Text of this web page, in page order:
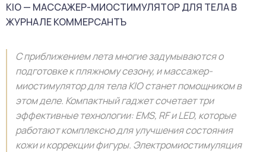
KIO — МАССАЖЕР-МИОСТИМУЛЯТОР ДЛЯ ТЕЛА В
ЖУРНАЛЕ КОММЕРСАНТЪ
С приближением лета многие задумываются о
подготовке к пляжному сезону, и массажер-
миостимулятор для тела KIO станет помощником в
этом деле. Компактный гаджет сочетает три
эффективные технологии: EMS, RF и LED, которые
работают комплексно для улучшения состояния
кожи и коррекции фигуры. Электромиостимуляция